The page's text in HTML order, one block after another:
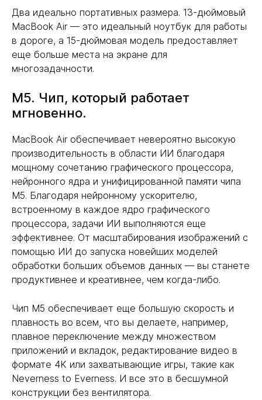
Два идеально портативных размера. 13-дюймовый
MacBook Air — это идеальный ноутбук для работы
в дороге, а 15-дюймовая модель предоставляет
еще больше места на экране для
многозадачности.
M5. Чип, который работает
мгновенно.
MacBook Air обеспечивает невероятно высокую
производительность в области ИИ благодаря
мощному сочетанию графического процессора,
нейронного ядра и унифицированной памяти чипа
M5. Благодаря нейронному ускорителю,
встроенному в каждое ядро графического
процессора, задачи ИИ выполняются еще
эффективнее. От масштабирования изображений с
помощью ИИ до запуска новейших моделей
обработки больших объемов данных — вы станете
продуктивнее и креативнее, чем когда-либо.
Чип M5 обеспечивает еще большую скорость и
плавность во всем, что вы делаете, например,
плавное переключение между множеством
приложений и вкладок, редактирование видео в
формате 4K или захватывающие игры, такие как
Neverness to Everness. И все это в бесшумной
конструкции без вентилятора.